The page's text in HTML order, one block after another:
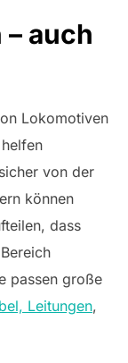
auch
Lokomotiven
von der
können
dass
passen große
Leitungen,